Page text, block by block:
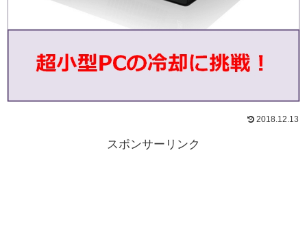
2018.12.13
スポンサーリンク